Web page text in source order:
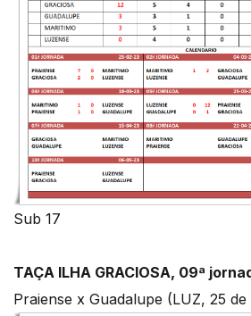
Sub 17
TAÇA ILHA GRACIOSA, 09ª
Praiense x Guadalupe (LUZ, 25